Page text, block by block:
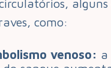
alguns
como:
venoso: a